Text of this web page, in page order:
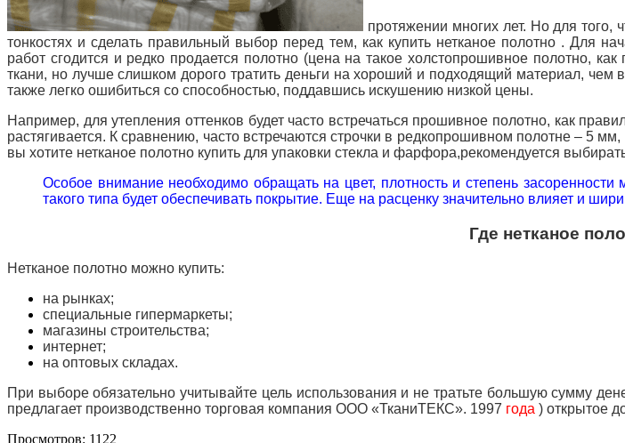
протяжении многих лет. Но для того,
тонкостях и сделать правильный выбор перед тем, как купить нетканое полотно .Для
работ сгодится и редко продается полотно (цена на такое холстопрошивное полотно,
ткани, но лучше слишком дорого тратить деньги на хороший и подходящий материал, чем
также легко ошибиться со способностью, поддавшись искушению низкой цены.
Например, для утепления оттенков будет часто встречаться прошивное полотно, как
растягивается. К сравнению, часто встречаются строчки в редкопрошивном полотне – 5
вы хотите нетканое полотно купить для упаковки стекла и фарфора,рекомендуется
Особое внимание необходимо обращать на цвет, плотность и степень засоренности
такого типа будет обеспечивать покрытие. Еще на расценку значительно влияет и
Где нетканое
Нетканое полотно можно купить:
на рынках;
специальные гипермаркеты;
магазины строительства;
интернет;
на оптовых складах.
При выборе обязательно учитывайте цель использования и не тратьте большую сумму
предлагает производственно торговая компания ООО «ТканиТЕКС». 1997 года ) открытое
Просмотров: 1122